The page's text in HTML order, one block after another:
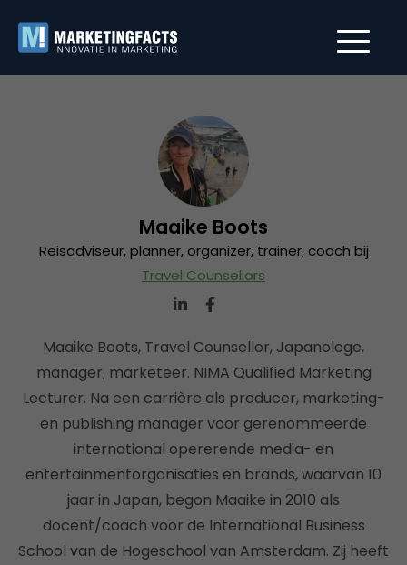
Maaike Boots
Reisadviseur, planner, organizer, trainer, coach bij
Travel Counsellors
Maaike Boots, Travel Counsellor, Japanologe,
manager, marketeer. NIMA Qualified Marketing
Lecturer. Na een carrière als producer, marketing-
en publishing manager voor gerenommeerde
international opererende media- en
entertainmentorganisaties en brands, waarvan 10
jaar in Japan, begon Maaike in 2010 als
docent/coach voor de International Business
School van de Hogeschool van Amsterdam. Zij heeft